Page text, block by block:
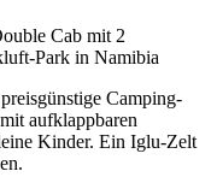
Euro in einfachen
Euro für
Euro in schönen
Camping-
aufklappbaren
Kinder. Ein Iglu-Zelt